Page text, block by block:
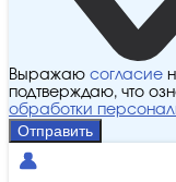
Выражаю согласие
подтверждаю, что
обработки
Отправить